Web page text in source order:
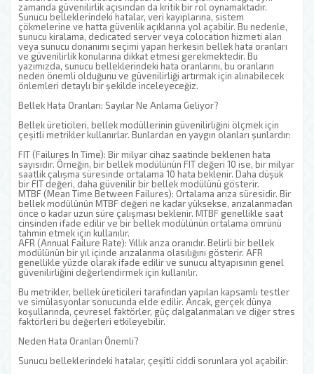
zamanda güvenilirlik açısından da kritik bir rol oynamaktadır.
Sunucu belleklerindeki hatalar, veri kayıplarına, sistem
çökmelerine ve hatta güvenlik açıklarına yol açabilir. Bu nedenle,
sunucu kiralama, dedicated server veya colocation hizmeti alan
veya sunucu donanımı seçimi yapan herkesin bellek hata oranları
ve güvenilirlik konularına dikkat etmesi gerekmektedir. Bu
yazımızda, sunucu belleklerindeki hata oranlarını, bu oranların
neden önemli olduğunu ve güvenilirliği artırmak için alınabilecek
önlemleri detaylı bir şekilde inceleyeceğiz.
Bellek Hata Oranları: Sayılar Ne Anlama Geliyor?
Bellek üreticileri, bellek modüllerinin güvenilirliğini ölçmek için
çeşitli metrikler kullanırlar. Bunlardan en yaygın olanları şunlardır:
FIT (Failures In Time): Bir milyar cihaz saatinde beklenen hata
sayısıdır. Örneğin, bir bellek modülünün FIT değeri 10 ise, bir milyar
saatlik çalışma süresinde ortalama 10 hata beklenir. Daha düşük
bir FIT değeri, daha güvenilir bir bellek modülünü gösterir.
MTBF (Mean Time Between Failures): Ortalama arıza süresidir. Bir
bellek modülünün MTBF değeri ne kadar yüksekse, arızalanmadan
önce o kadar uzun süre çalışması beklenir. MTBF genellikle saat
cinsinden ifade edilir ve bir bellek modülünün ortalama ömrünü
tahmin etmek için kullanılır.
AFR (Annual Failure Rate): Yıllık arıza oranıdır. Belirli bir bellek
modülünün bir yıl içinde arızalanma olasılığını gösterir. AFR
genellikle yüzde olarak ifade edilir ve sunucu altyapısının genel
güvenilirliğini değerlendirmek için kullanılır.
Bu metrikler, bellek üreticileri tarafından yapılan kapsamlı testler
ve simülasyonlar sonucunda elde edilir. Ancak, gerçek dünya
koşullarında, çevresel faktörler, güç dalgalanmaları ve diğer stres
faktörleri bu değerleri etkileyebilir.
Neden Hata Oranları Önemli?
Sunucu belleklerindeki hatalar, çeşitli ciddi sorunlara yol açabilir: